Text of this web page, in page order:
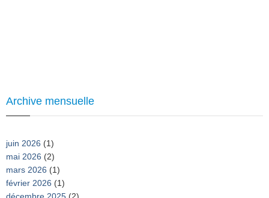
Archive mensuelle
juin 2026 (1)
mai 2026 (2)
mars 2026 (1)
février 2026 (1)